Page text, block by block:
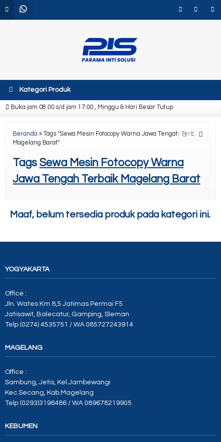
Kategori Produk
Buka jam 08.00 s/d jam 17.00 , Minggu & Hari Besar Tutup
Beranda » Tags "Sewa Mesin Fotocopy Warna Jawa Tengah Terbaik
Magelang Barat"
Tags Sewa Mesin Fotocopy Warna
Jawa Tengah Terbaik Magelang Barat
Maaf, belum tersedia produk pada kategori ini.
YOGYAKARTA
Office :
Jln. Wates Km 8,5 Jatimas Permai F5
Jatisawit, Balecatur, Gamping, Sleman
Telp (0274) 4535751 / WA 085727243914
MAGELANG
Office :
Sambung, Jetis, Kel.Jambewangi
Kec.Secang, Kab.Magelang
Telp (0293)3196486 / WA 089678219905
KEBUMEN